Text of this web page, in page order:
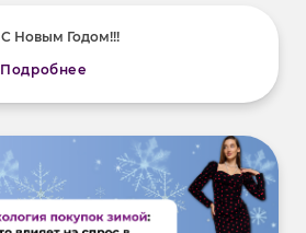
С Новым Годом!!!
Подробнее